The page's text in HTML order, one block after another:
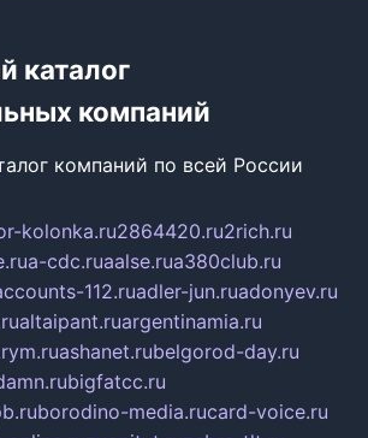
каталог
компаний
компаний по всей России
kolonka.ru2864420.ru2rich.ru
a-cdc.ruaalse.rua380club.ru
112.ruadler-jun.ruadonyev.ru
altaipant.ruargentinamia.ru
ashanet.rubelgorod-day.ru
bigfatcc.ru
borodino-media.rucard-voice.ru